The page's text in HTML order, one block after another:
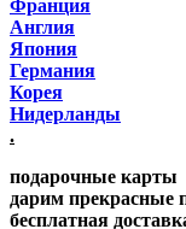
Франция
Англия
Япония
Германия
Корея
Нидерланды
.
подарочные карты
дарим прекрасные
бесплатная